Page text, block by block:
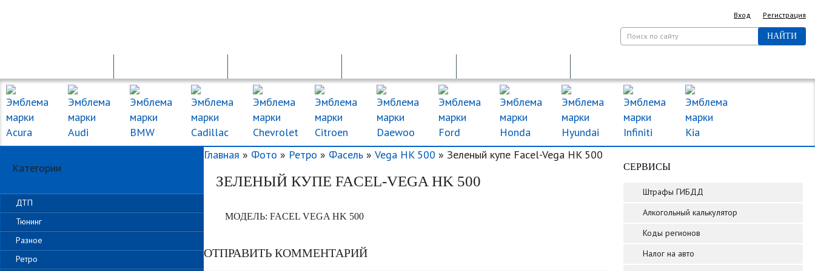
Вход Регистрация
НАЙТИ
Главная » Фото » Ретро » Фасель » Vega HK 500 » Зеленый купе Facel-Vega HK 500
ЗЕЛЕНЫЙ КУПЕ FACEL-VEGA HK 500
МОДЕЛЬ: FACEL VEGA HK 500
ОТПРАВИТЬ КОММЕНТАРИЙ
Категории
ДТП
Тюнинг
Разное
Ретро
СЕРВИСЫ
Штрафы ГИБДД
Алкогольный калькулятор
Коды регионов
Налог на авто